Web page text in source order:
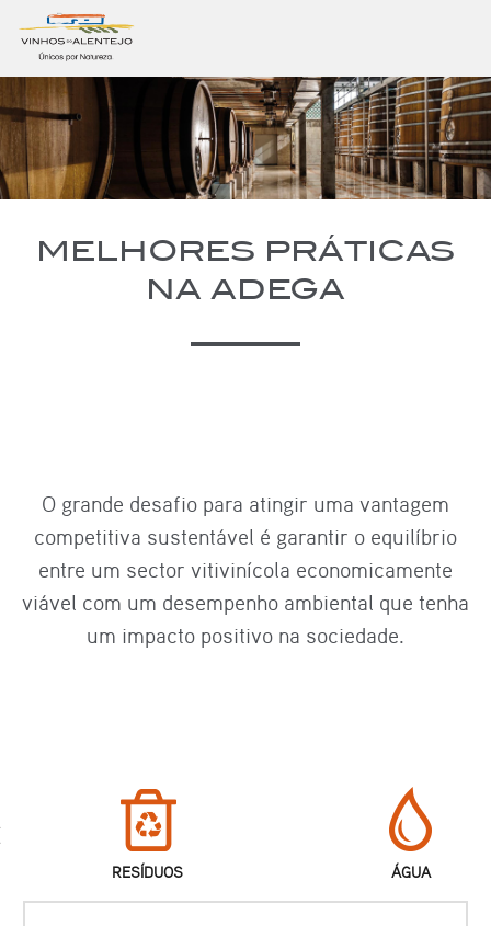
MELHORES PRÁTICAS
NA ADEGA
O grande desafio para atingir uma vantagem
competitiva sustentável é garantir o equilíbrio
entre um sector vitivinícola economicamente
viável com um desempenho ambiental que tenha
um impacto positivo na sociedade.
RESÍDUOS ÁGUA